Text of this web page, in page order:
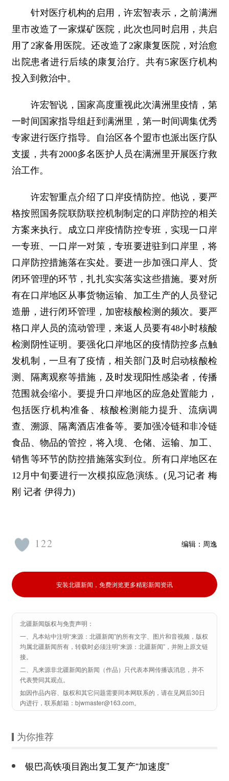
针对医疗机构的启用，许宏智表示，之前满洲
里市改造了一家煤矿医院，此次也同时启用，共启
用了2家备用医院。还改造了2家康复医院，对治愈
出院患者进行后续的康复治疗。共有5家医疗机构
投入到救治中。
许宏智说，国家高度重视此次满洲里疫情，第
一时间国家指导组赶到满洲里，第一时间调集优秀
专家进行医疗指导。自治区各个盟市也派出医疗队
支援，共有2000多名医护人员在满洲里开展医疗救
治工作。
许宏智重点介绍了口岸疫情防控。他说，要严
格按照国务院联防联控机制制定的口岸防控的相关
方案来执行。成立口岸疫情防控专班，实现一口岸
一专班、一口岸一对策，专班要进驻到口岸里，将
口岸防控措施落在实处。要进一步加强口岸人、货
闭环管理的环节，扎扎实实落实这些措施。要对所
有在口岸地区从事货物运输、加工生产的人员登记
造册，进行闭环管理，加密核酸检测的频次。要严
格口岸人员的流动管理，来返人员要有48小时核酸
检测阴性证明。要强化口岸地区的疫情防控多点触
发机制，一旦有了疫情，相关部门及时启动核酸检
测、隔离观察等措施，及时发现阳性感染者，传播
范围就会缩小。要提升口岸地区的应急处置能力，
包括医疗机构准备、核酸检测能力提升、流病调
查、溯源、隔离酒店准备等。要加强冷链和非冷链
食品、物品的管控，将入境、仓储、运输、加工、
销售等环节的防控措施落实到位。所有口岸地区在
12月中旬要进行一次模拟应急演练。(见习记者 梅
刚 记者 伊得力)
编辑： 周逸
122
安装北疆新闻，免费浏览更多精彩新闻资讯
北疆新闻版权与免责声明：
一、凡本站中注明“来源：北疆新闻”的所有文字、图片和音视频，版权
均属北疆新闻所有，转载时必须注明“来源：北疆新闻”，并附上原文链
接。
二、凡来源非北疆新闻的新闻（作品）只代表本网传播该消息，并不
代表赞同其观点。
如因作品内容、版权和其它问题需要同本网联系的，请在见网后30日
内进行，联系邮箱：bjwmaster@163.com。
为你推荐
银巴高铁项目跑出复工复产“加速度”